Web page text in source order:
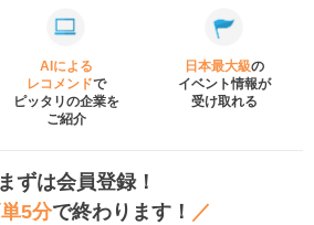
AIによる
レコメンドで
ピッタリの企業を
ご紹介
日本最大級の
イベント情報が
受け取れる
まずは会員登録！
5分で終わります！ ／